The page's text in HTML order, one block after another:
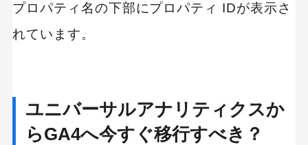
フレームワーク
ホワイトペーパー
メルマガ
プロパティ名の下部にプロパティ IDが表示さ
れています。
ユニバーサルアナリティクスか
らGA4へ今すぐ移行すべき？